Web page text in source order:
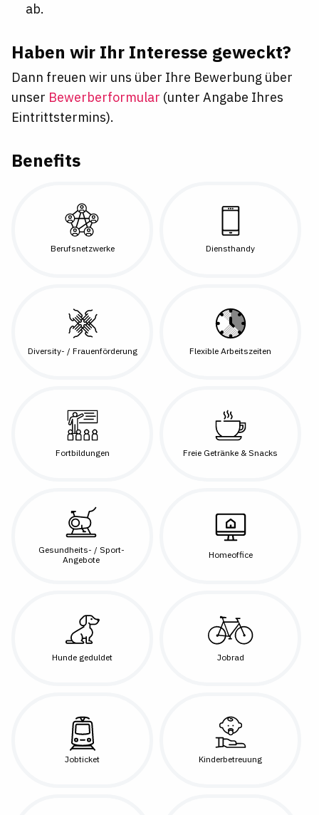
ab.
Haben wir Ihr Interesse geweckt?
Dann freuen wir uns über Ihre Bewerbung über
unser Bewerberformular (unter Angabe Ihres
Eintrittstermins).
Benefits
Berufsnetzwerke Diensthandy
Diversity- / Frauenförderung Flexible Arbeitszeiten
Fortbildungen Freie Getränke & Snacks
Gesundheits- / Sport-
Angebote
Homeoffice
Hunde geduldet Jobrad
Jobticket Kinderbetreuung